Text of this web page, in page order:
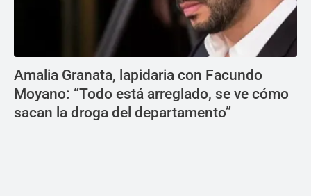
Amalia Granata, lapidaria con Facundo
Moyano: “Todo está arreglado, se ve cómo
sacan la droga del departamento”